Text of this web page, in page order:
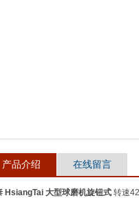
产品介绍 在线留言
HsiangTai 大型球磨机旋钮式 转速